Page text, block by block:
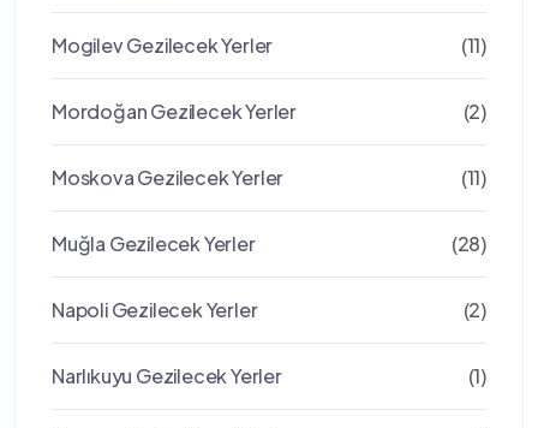
Mogilev Gezilecek Yerler (11)
Mordoğan Gezilecek Yerler (2)
Moskova Gezilecek Yerler (11)
Muğla Gezilecek Yerler (28)
Napoli Gezilecek Yerler (2)
Narlıkuyu Gezilecek Yerler (1)